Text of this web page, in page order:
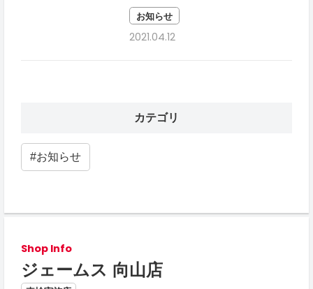
お知らせ
2021.04.12
カテゴリ
#お知らせ
Shop Info
ジェームス 向山店